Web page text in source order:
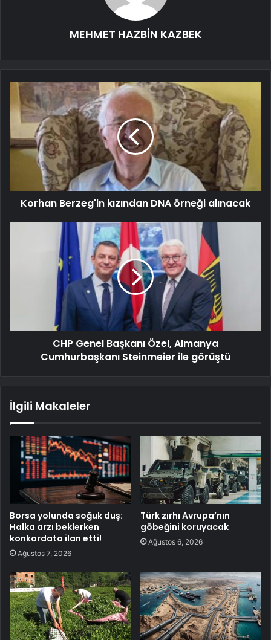
MEHMET HAZBİN KAZBEK
Korhan Berzeg'in kızından DNA örneği alınacak
CHP Genel Başkanı Özel, Almanya
Cumhurbaşkanı Steinmeier ile görüştü
İlgili Makaleler
Borsa yolunda soğuk duş:
Halka arzı beklerken
konkordato ilan etti!
Ağustos 7, 2026
Türk zırhı Avrupa’nın
göbeğini koruyacak
Ağustos 6, 2026